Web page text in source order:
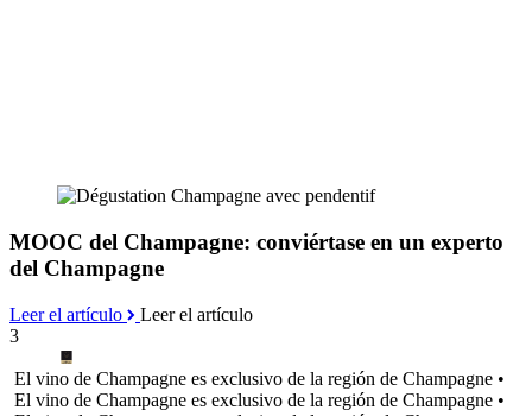
MOOC del Champagne: conviértase en un experto
del Champagne
Leer el artículo
Leer el artículo
3
El vino de Champagne es exclusivo de la región de Champagne •
El vino de Champagne es exclusivo de la región de Champagne •